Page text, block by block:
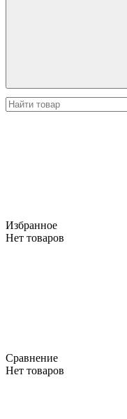
Избранное
Нет товаров
Сравнение
Нет товаров